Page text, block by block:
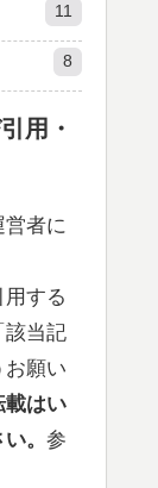
11
8
用・
者に
する
該当記
お願い
載はい
。 参